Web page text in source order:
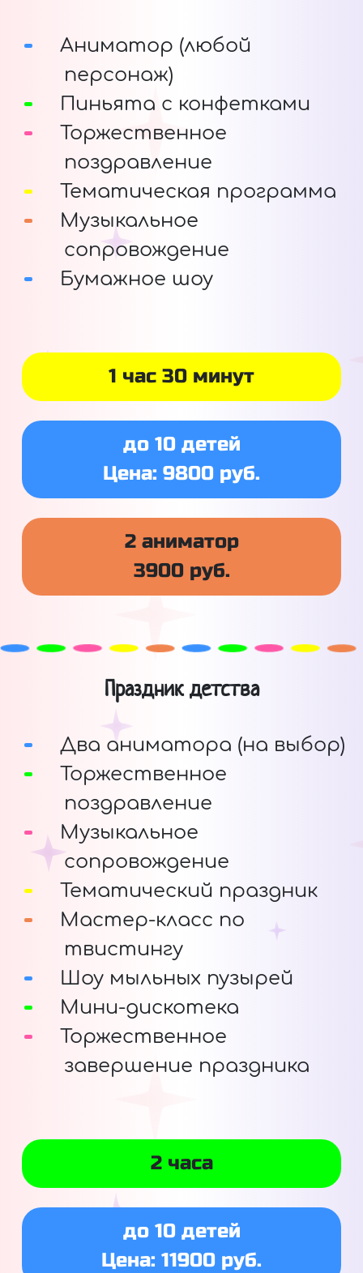
Аниматор (любой
персонаж)
Пиньята с конфетками
Торжественное
поздравление
Тематическая программа
Музыкальное
сопровождение
Бумажное шоу
1 час 30 минут
до 10 детей
Цена: 9800 руб.
2 аниматор
3900 руб.
Праздник детства
Два аниматора (на выбор)
Торжественное
поздравление
Музыкальное
сопровождение
Тематический праздник
Мастер-класс по
твистингу
Шоу мыльных пузырей
Мини-дискотека
Торжественное
завершение праздника
2 часа
до 10 детей
Цена: 11900 руб.